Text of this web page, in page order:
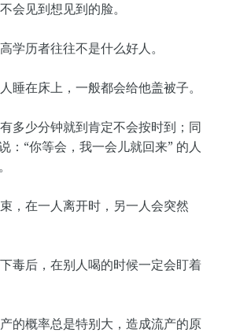
见到想见到的脸。
历者往往不是什么好人。
在床上，一般都会给他盖被子。
少分钟就到肯定不会按时到；同
：“你等会，我一会儿就回来” 的人
在一人离开时，另一人会突然
后，在别人喝的时候一定会盯着
概率总是特别大，造成流产的原